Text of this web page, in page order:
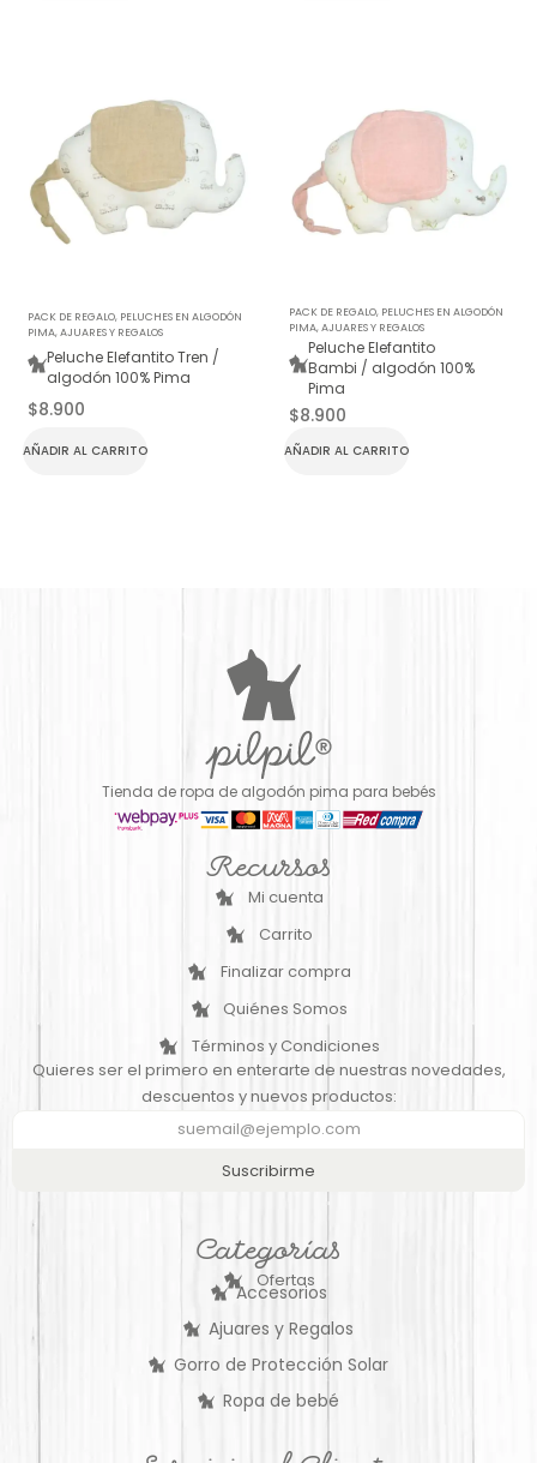
PACK DE REGALO, PELUCHES EN ALGODÓN
PIMA,AJUARES Y REGALOS
Peluche Elefantito Tren /
algodón 100% Pima
$8.900
AÑADIR AL CARRITO
PACK DE REGALO, PELUCHES EN ALGODÓN
PIMA,AJUARES Y REGALOS
Peluche Elefantito
Bambi / algodón 100%
Pima
$8.900
AÑADIR AL CARRITO
Tienda de ropa de algodón pima para bebés
Recursos
Mi cuenta
Carrito
Finalizar compra
Quiénes Somos
Términos y Condiciones
Quieres ser el primero en enterarte de nuestras novedades,
descuentos y nuevos productos:
Suscribirme
Categorías
Ofertas
Accesorios
Ajuares y Regalos
Gorro de Protección Solar
Ropa de bebé